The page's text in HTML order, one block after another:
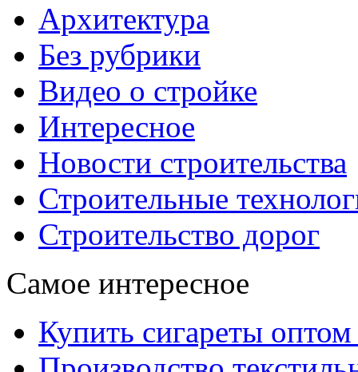
Архитектура
Без рубрики
Видео о стройке
Интересное
Новости строительства
Строительные
Строительство дорог
Самое интересное
Купить сигареты